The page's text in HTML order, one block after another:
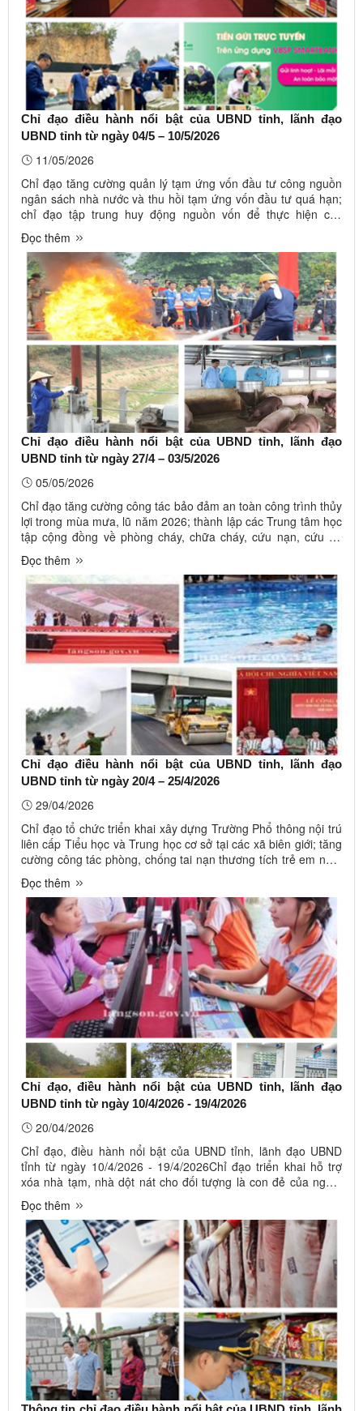
Chỉ đạo điều hành nổi bật của UBND tỉnh, lãnh đạo
UBND tỉnh từ ngày 04/5 – 10/5/2026
11/05/2026
Chỉ đạo tăng cường quản lý tạm ứng vốn đầu tư công nguồn
ngân sách nhà nước và thu hồi tạm ứng vốn đầu tư quá hạn;
chỉ đạo tập trung huy động nguồn vốn để thực hiện các
chương trình tín dụng chính sách; triển khai thực hiện Công
điện số 38/CĐ-TTg ngày 05/5/2026 của Thủ tướng Chính phủ
về việc tập ...
Đọc thêm
Chỉ đạo điều hành nổi bật của UBND tỉnh, lãnh đạo
UBND tỉnh từ ngày 27/4 – 03/5/2026
05/05/2026
Chỉ đạo tăng cường công tác bảo đảm an toàn công trình thủy
lợi trong mùa mưa, lũ năm 2026; thành lập các Trung tâm học
tập cộng đồng về phòng cháy, chữa cháy, cứu nạn, cứu hộ
lồng ghép với các Trung tâm học tập cộng đồng; triển khai các
biện pháp ngăn chặn vi rút Lở mồm long móng serotype SAT1
xâm ...
Đọc thêm
Chỉ đạo điều hành nổi bật của UBND tỉnh, lãnh đạo
UBND tỉnh từ ngày 20/4 – 25/4/2026
29/04/2026
Chỉ đạo tổ chức triển khai xây dựng Trường Phổ thông nội trú
liên cấp Tiểu học và Trung học cơ sở tại các xã biên giới; tăng
cường công tác phòng, chống tai nạn thương tích trẻ em năm
2026 trên địa bàn tỉnh; tăng cường công tác phòng cháy, chữa
cháy, cứu nạn và cứu hộ trong điều kiện thời tiết nắng ...
Đọc thêm
Chỉ đạo, điều hành nổi bật của UBND tỉnh, lãnh đạo
UBND tỉnh từ ngày 10/4/2026 - 19/4/2026
20/04/2026
Chỉ đạo, điều hành nổi bật của UBND tỉnh, lãnh đạo UBND
tỉnh từ ngày 10/4/2026 - 19/4/2026Chỉ đạo triển khai hỗ trợ
xóa nhà tạm, nhà dột nát cho đối tượng là con đẻ của người
hoạt động kháng chiến bị nhiễm chất độc hóa học; UBND tỉnh
chỉ đạo đẩy nhanh tiến độ công tác chuẩn bị đầu tư và giải
ngân ...
Đọc thêm